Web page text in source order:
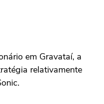
em Gravataí, a
relativamente